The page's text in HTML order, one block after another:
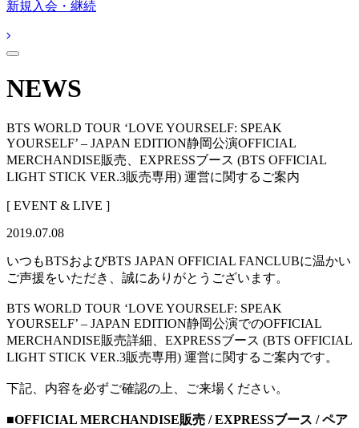
新規入会・継続
NEWS
BTS WORLD TOUR ‘LOVE YOURSELF: SPEAK
YOURSELF’ – JAPAN EDITION静岡公演OFFICIAL
MERCHANDISE販売、EXPRESSブース (BTS OFFICIAL
LIGHT STICK VER.3販売専用) 運営に関するご案内
[ EVENT & LIVE ]
2019.07.08
いつもBTSおよびBTS JAPAN OFFICIAL FANCLUBに温かい
ご声援をいただき、誠にありがとうございます。
BTS WORLD TOUR ‘LOVE YOURSELF: SPEAK
YOURSELF’ – JAPAN EDITION静岡公演でのOFFICIAL
MERCHANDISE販売詳細、EXPRESSブース (BTS OFFICIAL
LIGHT STICK VER.3販売専用) 運営に関するご案内です。
下記、内容を必ずご確認の上、ご来場ください。
■OFFICIAL MERCHANDISE販売 / EXPRESSブース / ペア